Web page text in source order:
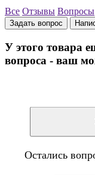
Все Отзывы Вопросы
Задать вопрос
У этого товара
вопроса - ваш
Остались